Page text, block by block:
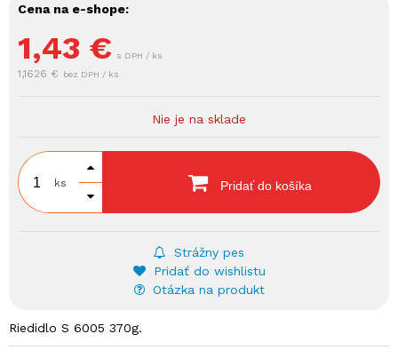
Cena na e-shope:
1,43 € s DPH / ks
1,1626 € bez DPH / ks
Nie je na sklade
ks Pridať do košíka
Strážny pes
Pridať do wishlistu
Otázka na produkt
Riedidlo S 6005 370g.